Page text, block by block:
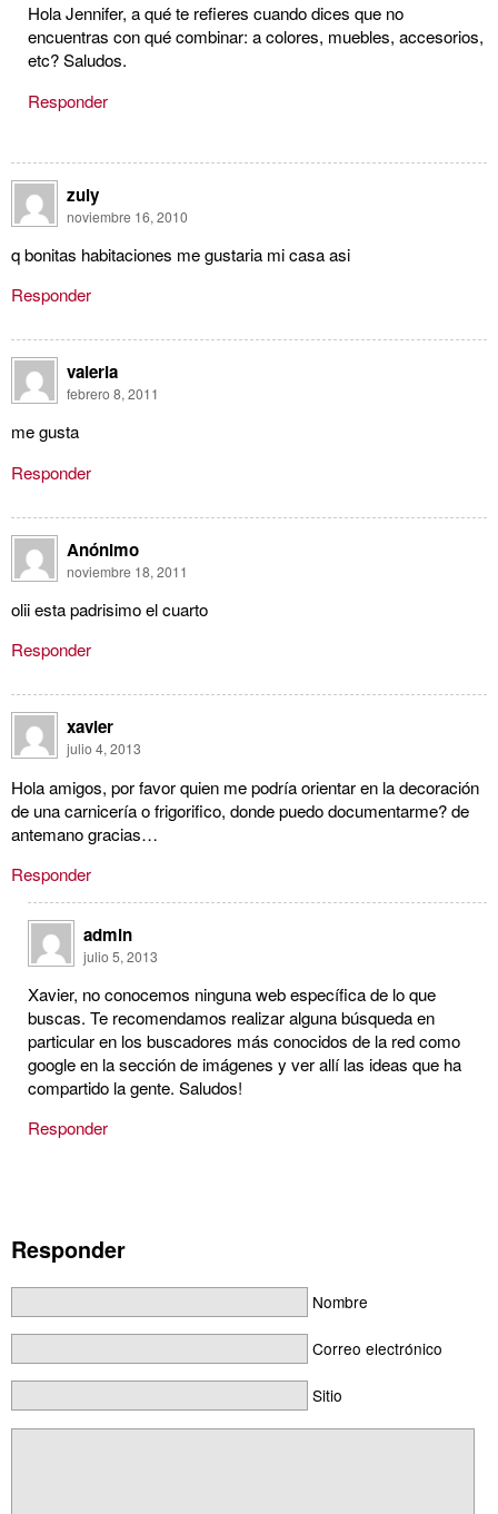
Hola Jennifer, a qué te refieres cuando dices que no
encuentras con qué combinar: a colores, muebles, accesorios,
etc? Saludos.
Responder
zuly
noviembre 16, 2010
q bonitas habitaciones me gustaria mi casa asi
Responder
valeria
febrero 8, 2011
me gusta
Responder
Anónimo
noviembre 18, 2011
olii esta padrisimo el cuarto
Responder
xavier
julio 4, 2013
Hola amigos, por favor quien me podría orientar en la decoración
de una carnicería o frigorifico, donde puedo documentarme? de
antemano gracias…
Responder
admin
julio 5, 2013
Xavier, no conocemos ninguna web específica de lo que
buscas. Te recomendamos realizar alguna búsqueda en
particular en los buscadores más conocidos de la red como
google en la sección de imágenes y ver allí las ideas que ha
compartido la gente. Saludos!
Responder
Responder
Nombre
Correo electrónico
Sitio